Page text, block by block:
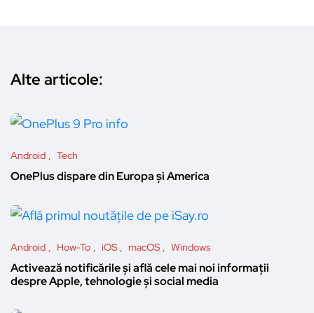
Alte articole:
Android Tech
OnePlus dispare din Europa și America
Android How-To iOS macOS Windows
Activează notificările și află cele mai noi informații
despre Apple, tehnologie și social media